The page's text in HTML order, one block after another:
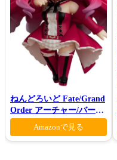
ねんどろいど Fate/Grand
Order アーチャー/バーヴ
ァン シー
Amazonで見る